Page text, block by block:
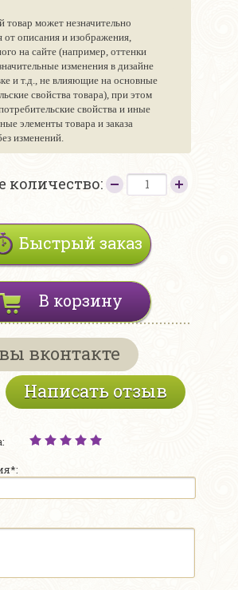
товар может незначительно
от описания и изображения,
на сайте (например, оттенки
изменения в дизайне
и т.д., не влияющие на основные
свойства товара), при этом
свойства и иные
элементы товара и заказа
изменений.
количество:
Быстрый заказ
В корзину
вконтакте
Написать отзыв